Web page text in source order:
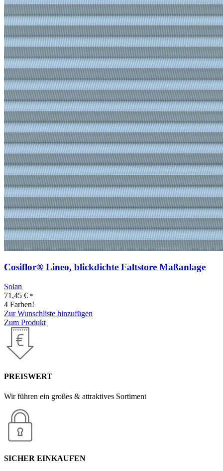
Cosiflor® Lineo, blickdichte Faltstore Maßanlage
Solan
71,45 € *
4 Farben!
Zur Wunschliste hinzufügen
Zum Produkt
PREISWERT
Wir führen ein großes & attraktives Sortiment
SICHER EINKAUFEN